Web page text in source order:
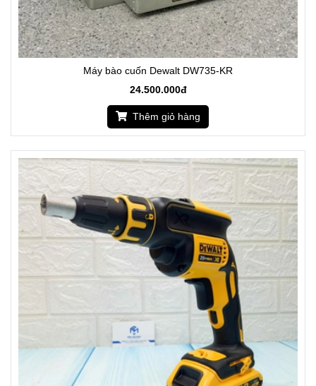
Máy bào cuốn Dewalt DW735-KR
24.500.000đ
Thêm giỏ hàng